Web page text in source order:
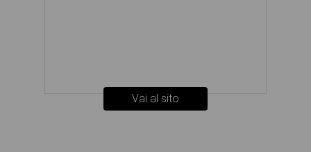
Vai al sito